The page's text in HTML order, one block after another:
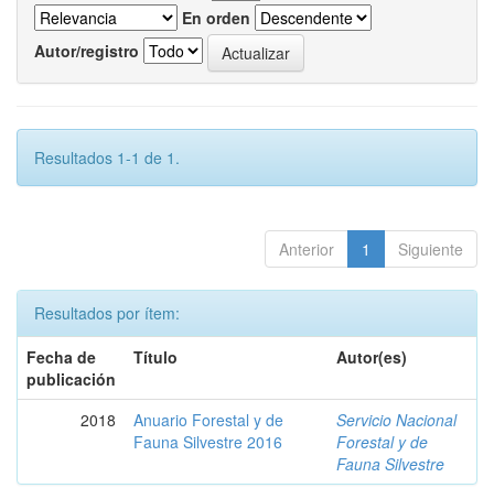
En orden
Autor/registro
Resultados 1-1 de 1.
Anterior 1 Siguiente
Resultados por ítem:
Fecha de
publicación
Título Autor(es)
2018
Anuario Forestal y de
Fauna Silvestre 2016
Servicio Nacional
Forestal y de
Fauna Silvestre